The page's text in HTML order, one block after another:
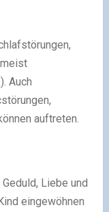
Auch
auftreten.
Liebe und
eingewöhnen